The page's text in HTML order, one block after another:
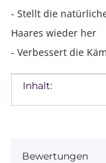
- Stellt die
Haares wieder her
- Verbessert die
Wert
Inhalt:
Bewertungen